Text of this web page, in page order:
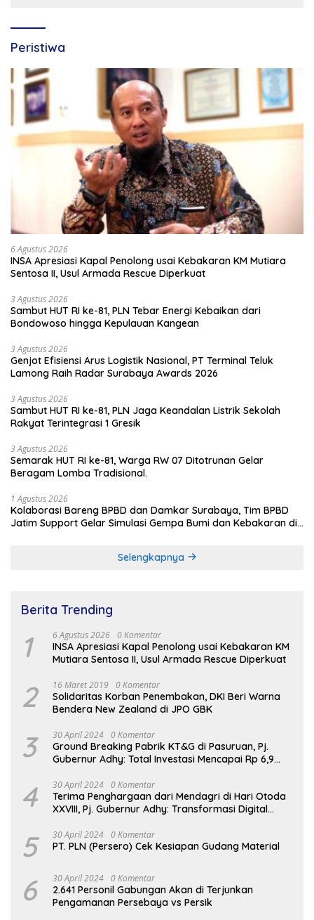
Peristiwa
6 Agustus 2026
INSA Apresiasi Kapal Penolong usai Kebakaran KM Mutiara
Sentosa II, Usul Armada Rescue Diperkuat
3 Agustus 2026
Sambut HUT RI ke-81, PLN Tebar Energi Kebaikan dari
Bondowoso hingga Kepulauan Kangean
3 Agustus 2026
Genjot Efisiensi Arus Logistik Nasional, PT Terminal Teluk
Lamong Raih Radar Surabaya Awards 2026
3 Agustus 2026
Sambut HUT RI ke-81, PLN Jaga Keandalan Listrik Sekolah
Rakyat Terintegrasi 1 Gresik
3 Agustus 2026
Semarak HUT RI ke-81, Warga RW 07 Ditotrunan Gelar
Beragam Lomba Tradisional.
1 Agustus 2026
Kolaborasi Bareng BPBD dan Damkar Surabaya, Tim BPBD
Jatim Support Gelar Simulasi Gempa Bumi dan Kebakaran di
Selengkapnya
Berita Trending
1 6 Agustus 2026 0 Komentar
INSA Apresiasi Kapal Penolong usai Kebakaran KM
Mutiara Sentosa II, Usul Armada Rescue Diperkuat
2 16 Maret 2019 0 Komentar
Solidaritas Korban Penembakan, DKI Beri Warna
Bendera New Zealand di JPO GBK
3 30 April 2024 0 Komentar
Ground Breaking Pabrik KT&G di Pasuruan, Pj.
Gubernur Adhy: Total Investasi Mencapai Rp 6,9
4 30 April 2024 0 Komentar
Terima Penghargaan dari Mendagri di Hari Otoda
XXVIII, Pj. Gubernur Adhy: Transformasi Digital
Keberhasilan Jatim
5 30 April 2024 0 Komentar
PT. PLN (Persero) Cek Kesiapan Gudang Material
6 30 April 2024 0 Komentar
2.641 Personil Gabungan Akan di Terjunkan
Pengamanan Persebaya vs Persik